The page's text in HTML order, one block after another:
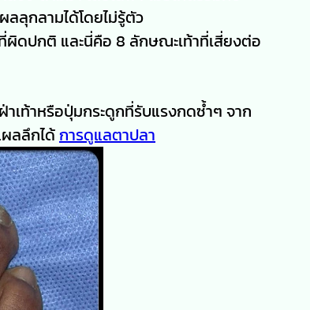
ลุกลามได้โดยไม่รู้ตัว
ดปกติ และนี่คือ 8 ลักษณะเท้าที่เสี่ยงต่อ
เท้าหรือปุ่มกระดูกที่รับแรงกดซ้ำๆ จาก
ผลลึกได้การดูแลตาปลา